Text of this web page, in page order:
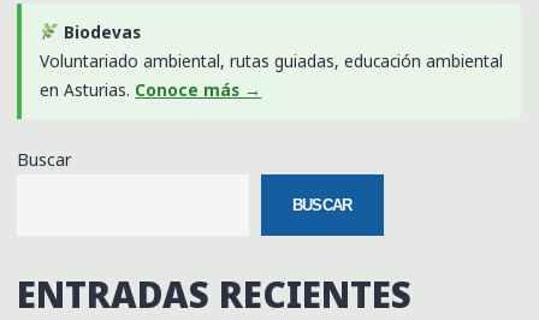
Biodevas
Voluntariado ambiental, rutas guiadas, educación ambiental
en Asturias. Conoce más →
Buscar
BUSCAR
ENTRADAS RECIENTES